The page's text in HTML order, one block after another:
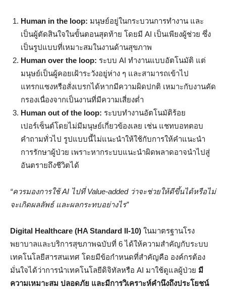
Human in the loop: มนุษย์อยู่ในกระบวนการทำงาน และ
เป็นผู้ตัดสินใจในขั้นตอนสุดท้าย โดยมี AI เป็นเพียงผู้ช่วย ซึ่ง
เป็นรูปแบบที่เหมาะสมในงานด้านสุขภาพ
Human over the loop: ระบบ AI ทำงานแบบอัตโนมัติ แต่
มนุษย์เป็นผู้คอยเฝ้าระวังอยู่ห่าง ๆ และสามารถเข้าไป
แทรกแซงหรือสั่งเบรกได้หากมีความผิดปกติ เหมาะกับงานคัด
กรองเนื่องจากเป็นงานที่มีความเสี่ยงต่ำ
Human out of the loop: ระบบทำงานอัตโนมัติร้อย
เปอร์เซ็นต์โดยไม่มีมนุษย์เกี่ยวข้องเลย เช่น แชทบอทตอบ
คำถามทั่วไป รูปแบบนี้ไม่แนะนำให้ใช้กับการให้คำแนะนำ
การรักษาผู้ป่วย เพราะหากระบบแนะนำผิดพลาดอาจนำไปสู่
อันตรายถึงชีวิตได้
“ควรมองการใช้ AI ไปที่ Value-added ว่าจะช่วยให้ดีขึ้นได้หรือไม่
จะเกิดผลลัพธ์ และผลกระทบอย่างไร”
Digital Healthcare (HA Standard II-10) ในมาตรฐานโรง
พยาบาลและบริการสุขภาพฉบับที่ 6 ได้ให้ความสำคัญกับระบบ
เทคโนโลยีสารสนเทศ โดยมีข้อกำหนดที่สำคัญคือ องค์กรต้อง
มั่นใจได้ว่าการนำเทคโนโลยีดิจิทัลหรือ AI มาใช้ดูแลผู้ป่วย มี
ความเหมาะสม ปลอดภัย และมีการวิเคราะห์คำนึงถึงประโยชน์